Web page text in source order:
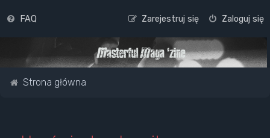
FAQ Zaloguj się
Zarejestruj się
Strona główna